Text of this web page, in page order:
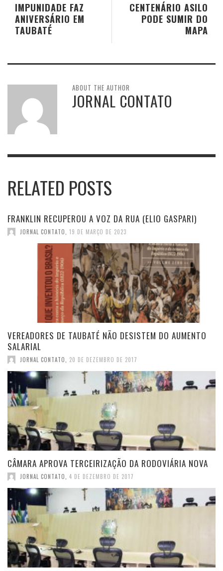
CENTENÁRIO ASILO
PODE SUMIR DO
MAPA
IMPUNIDADE FAZ
ANIVERSÁRIO EM
TAUBATÉ
ABOUT THE AUTHOR
JORNAL CONTATO
RELATED POSTS
FRANKLIN RECUPEROU A VOZ DA RUA (ELIO GASPARI)
JORNAL CONTATO 19 DE MARÇO DE 2023
VEREADORES DE TAUBATÉ NÃO DESISTEM DO AUMENTO
SALARIAL
JORNAL CONTATO 20 DE DEZEMBRO DE 2017
CÂMARA APROVA TERCEIRIZAÇÃO DA RODOVIÁRIA NOVA
JORNAL CONTATO 4 DE DEZEMBRO DE 2017